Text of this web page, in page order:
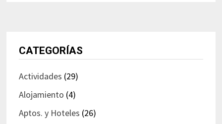
CATEGORÍAS
Actividades (29)
Alojamiento (4)
Aptos. y Hoteles (26)